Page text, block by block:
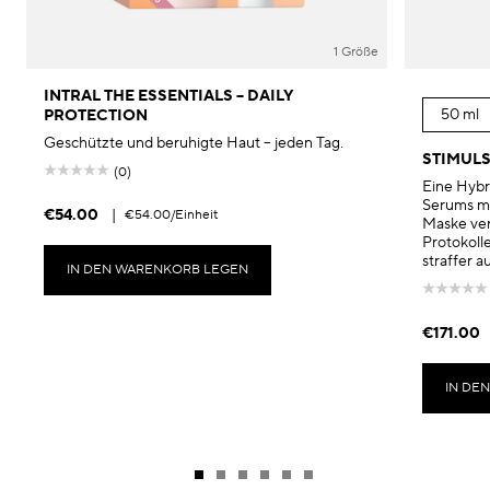
1 Größe
INTRAL THE ESSENTIALS – DAILY
PROTECTION
Geschützte und beruhigte Haut – jeden Tag.
(0)
€54.00 | €54.00/Einheit
IN DEN WARENKORB LEGEN
50 ml
Eine
Serums
Maske
straffer
€171.00
IN